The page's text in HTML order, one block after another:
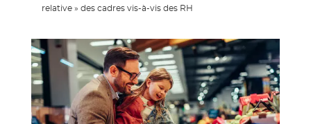
relative » des cadres vis-à-vis des RH